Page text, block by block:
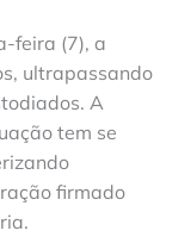
feira (7), a
ultrapassando
A
tem se
firmado